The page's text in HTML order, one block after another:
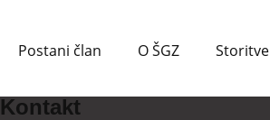
Postani član O ŠGZ Storitve
Kontakt